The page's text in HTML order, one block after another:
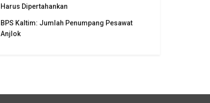
Harus Dipertahankan
BPS Kaltim: Jumlah Penumpang Pesawat
Anjlok